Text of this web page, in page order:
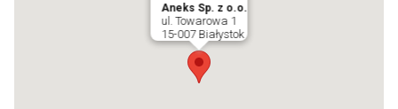
Aneks Sp. z o.o.
ul. Towarowa 1
15-007 Białystok